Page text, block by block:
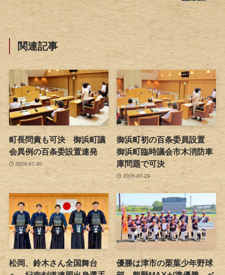
関連記事
町長問責も可決 御浜町議
会異例の百条委設置連発
2026-07-30
御浜町初の百条委員設置
御浜町臨時議会市木消防車
庫問題で可決
2026-07-29
松岡、鈴木さん全国舞台
優勝は津市の栗葉少年野球